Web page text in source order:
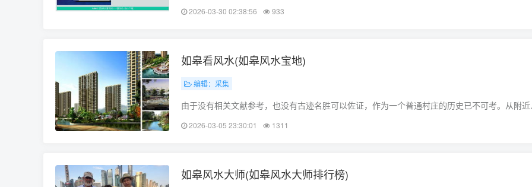
3. 推广科技创新理念，引导学生关注国……
2026-03-30 02:38:56 933
如皋看风水(如皋风水宝地)
编辑：采集
由于没有相关文献参考，也没有古迹名胜可以佐证，作为一个普通村庄的历史已不可考。从附近
坨（唐代建村）。历史上，这里战争频繁，特别是“靖难之役”（燕王扫……
2026-03-05 23:30:01 1311
如皋风水大师(如皋风水大师排行榜)